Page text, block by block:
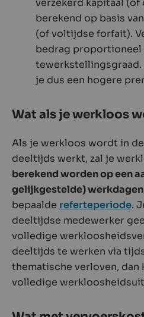
verzekerd kapitaal (of
berekend op basis
(of voltijdse forfait).
bedrag proportioneel
je dus een hogere
Wat als je werkloos
Als je werkloos wordt in
deeltijds werkt, zal je
berekend worden op een
gelijkgestelde) werkdagen
bepaalde referteperiode.
deeltijdse medewerker
volledige
deeltijds te werken via
thematische verloven, dan
volledige